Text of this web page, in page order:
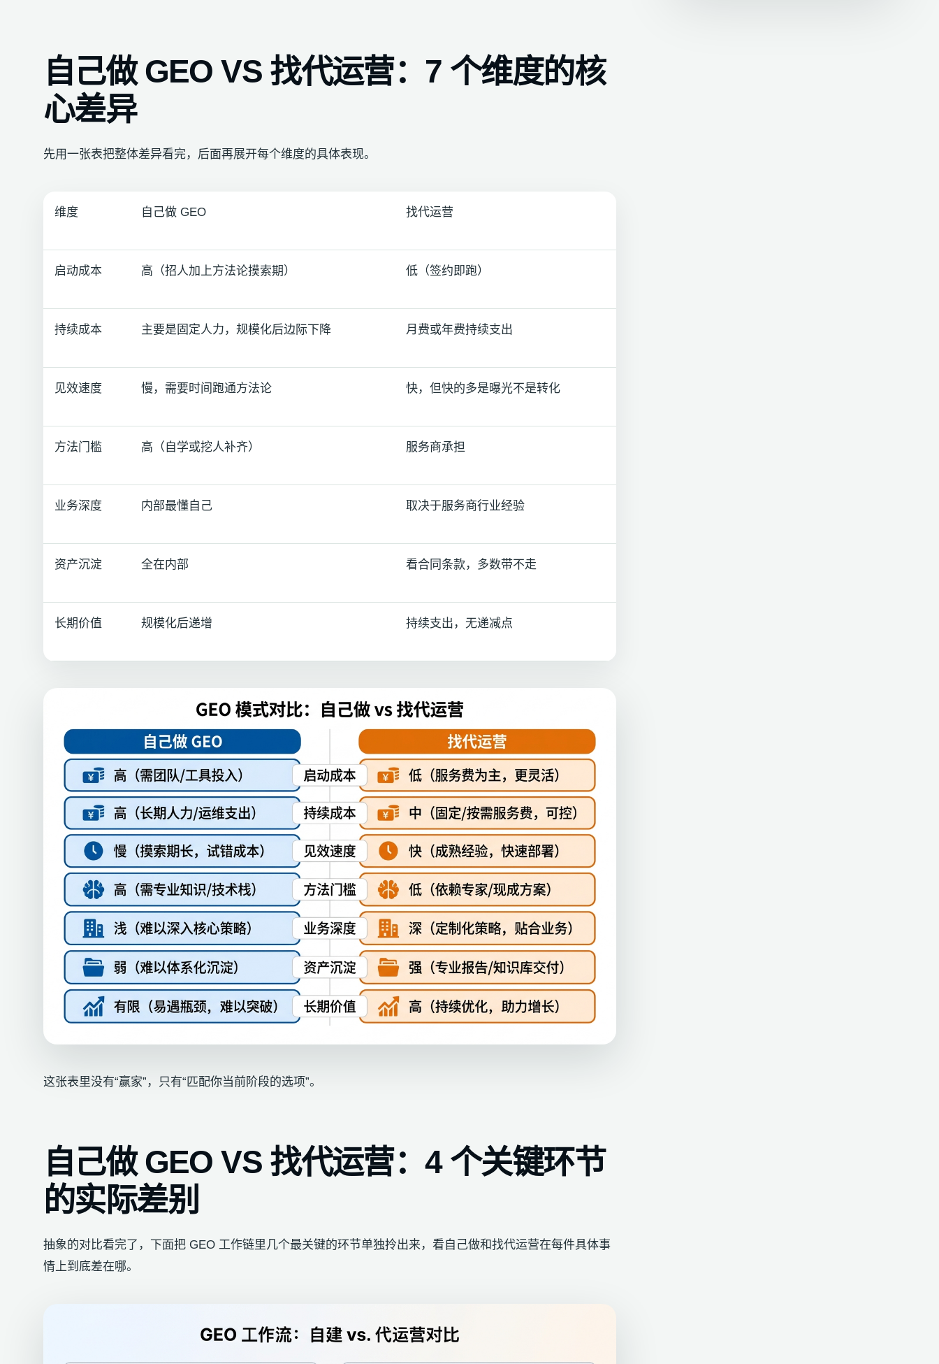
自己做 GEO VS 找代运营：7 个维度的核
心差异
先用一张表把整体差异看完，后面再展开每个维度的具体表现。
维度 自己做 GEO 找代运营
启动成本 高（招人加上方法论摸索期） 低（签约即跑）
持续成本 主要是固定人力，规模化后边际下降 月费或年费持续支出
见效速度 慢，需要时间跑通方法论 快，但快的多是曝光不是转化
方法门槛 高（自学或挖人补齐） 服务商承担
业务深度 内部最懂自己 取决于服务商行业经验
资产沉淀 全在内部 看合同条款，多数带不走
长期价值 规模化后递增 持续支出，无递减点
这张表里没有“赢家”，只有“匹配你当前阶段的选项”。
自己做 GEO VS 找代运营：4 个关键环节
的实际差别
抽象的对比看完了，下面把 GEO 工作链里几个最关键的环节单独拎出来，看自己做和找代运营在每件具体事
情上到底差在哪。